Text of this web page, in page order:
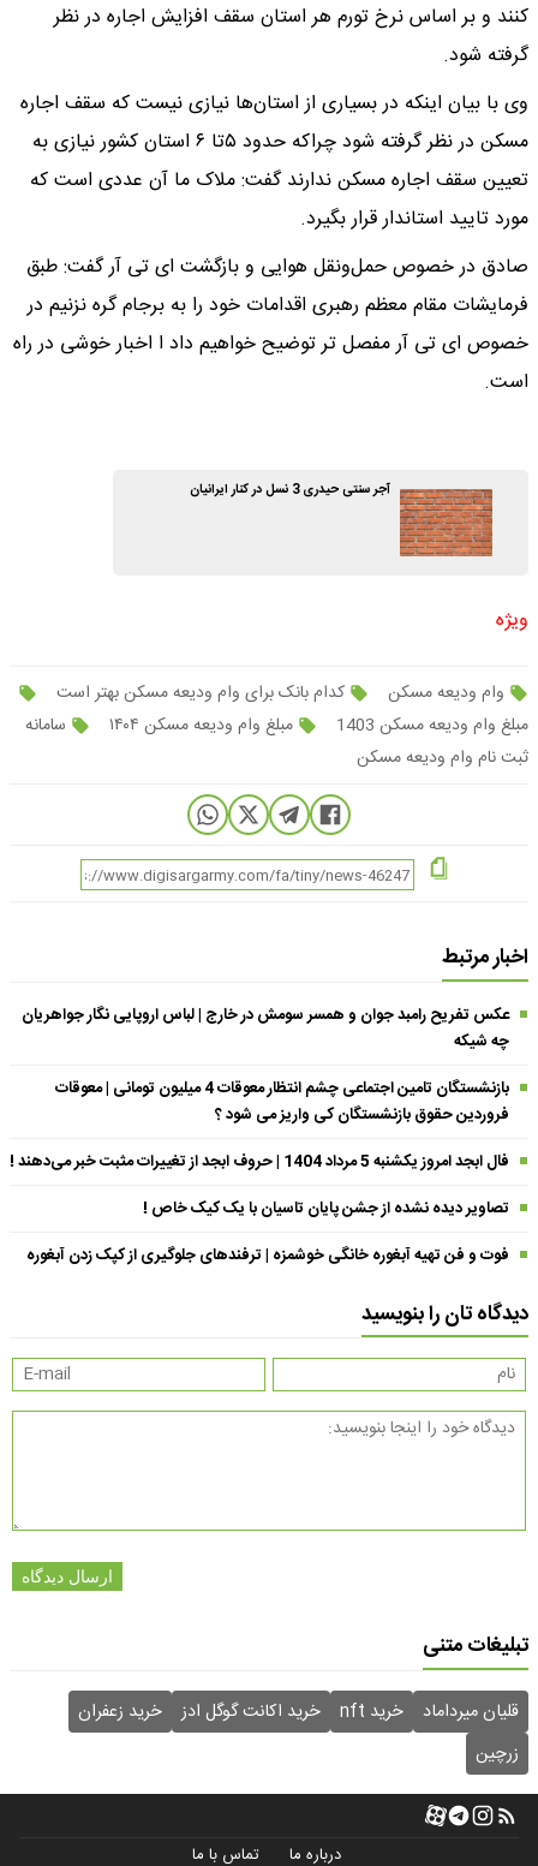
کنند و بر اساس نرخ تورم هر استان سقف افزایش اجاره در نظر
گرفته شود.
وی با بیان اینکه در بسیاری از استان‌ها نیازی نیست که سقف اجاره
مسکن در نظر گرفته شود چراکه حدود ۵تا ۶ استان کشور نیازی به
تعیین سقف اجاره مسکن ندارند گفت: ملاک ما آن عددی است که
مورد تایید استاندار قرار بگیرد.
صادق در خصوص حمل‌ونقل هوایی و بازگشت ای تی آر گفت: طبق
فرمایشات مقام معظم رهبری اقدامات خود را به برجام گره نزنیم در
خصوص ای تی آر مفصل تر توضیح خواهیم داد ا اخبار خوشی در راه
است.
آجر سنتی حیدری 3 نسل در کنار ایرانیان
ویژه
وام ودیعه مسکن
کدام بانک برای وام ودیعه مسکن بهتر است
مبلغ وام ودیعه مسکن 1403
مبلغ وام ودیعه مسکن ۱۴۰۴
سامانه
ثبت نام وام ودیعه مسکن
اخبار مرتبط
عکس تفریح رامبد جوان و همسر سومش در خارج | لباس اروپایی نگار جواهریان
چه شیکه
بازنشستگان تامین اجتماعی چشم انتظار معوقات 4 میلیون تومانی | معوقات
فروردین حقوق بازنشستگان کی واریز می شود ؟
فال ابجد امروز یکشنبه 5 مرداد 1404 | حروف ابجد از تغییرات مثبت خبر می‌دهند !
تصاویر دیده نشده از جشن پایان تاسیان با یک کیک خاص !
فوت و فن تهیه آبغوره خانگی خوشمزه | ترفندهای جلوگیری از کپک زدن آبغوره
دیدگاه تان را بنویسید
ارسال دیدگاه
تبلیغات متنی
قلیان میرداماد خرید nft خرید اکانت گوگل ادز
خرید زعفران
زرچین
درباره ما تماس با ما